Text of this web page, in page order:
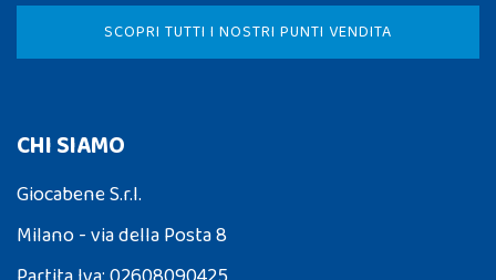
SCOPRI TUTTI I NOSTRI PUNTI VENDITA
CHI SIAMO
Giocabene S.r.l.
Milano - via della Posta 8